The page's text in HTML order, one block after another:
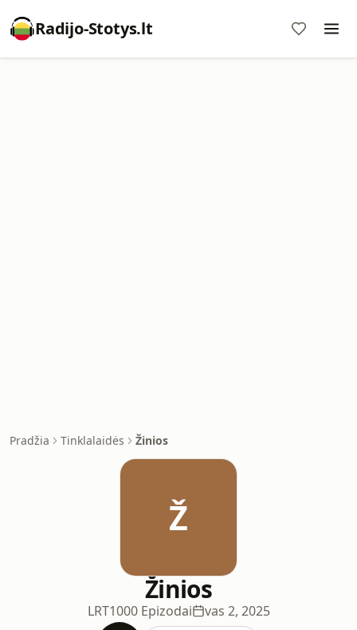
Radijo-Stotys.lt
Pradžia Tinklalaidės Žinios
Ž
Žinios
LRT1000 Epizodai vas 2, 2025